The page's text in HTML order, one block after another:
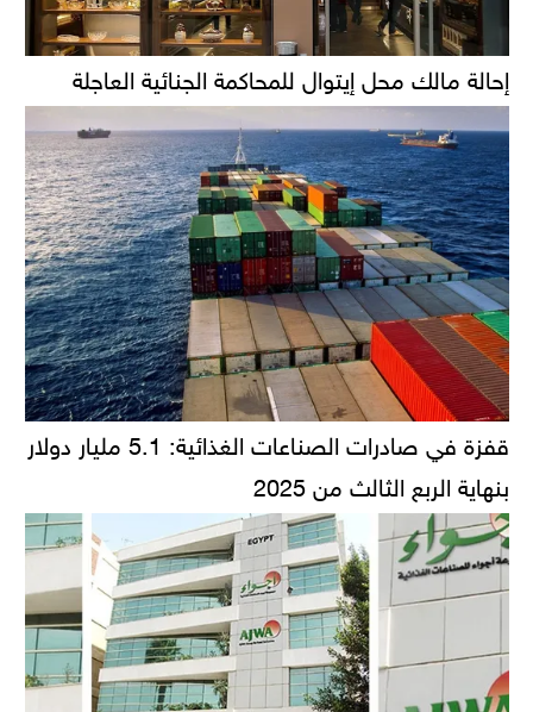
إحالة مالك محل إيتوال للمحاكمة الجنائية العاجلة
قفزة في صادرات الصناعات الغذائية: 5.1 مليار دولار
بنهاية الربع الثالث من 2025